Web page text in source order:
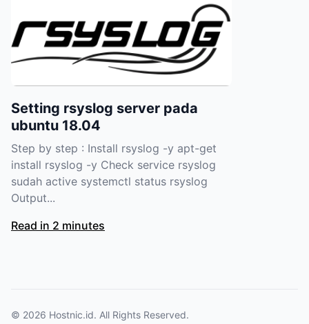
Setting rsyslog server pada
ubuntu 18.04
Step by step : Install rsyslog -y apt-get
install rsyslog -y Check service rsyslog
sudah active systemctl status rsyslog
Output...
Read in 2 minutes
© 2026 Hostnic.id. All Rights Reserved.